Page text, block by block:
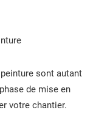
sont autant
de mise en
votre chantier.